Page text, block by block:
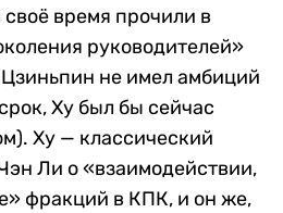
своё время прочили в
руководителей»
Цзиньпин не имел амбиций
Ху был бы сейчас
Ху — классический
Ли о «взаимодействии,
фракций в КПК, и он же,